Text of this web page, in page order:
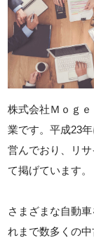
株式会社Ｍｏｇ
業です。平成23
営んでおり、リ
て掲げています。
さまざまな自動
れまで数多くの